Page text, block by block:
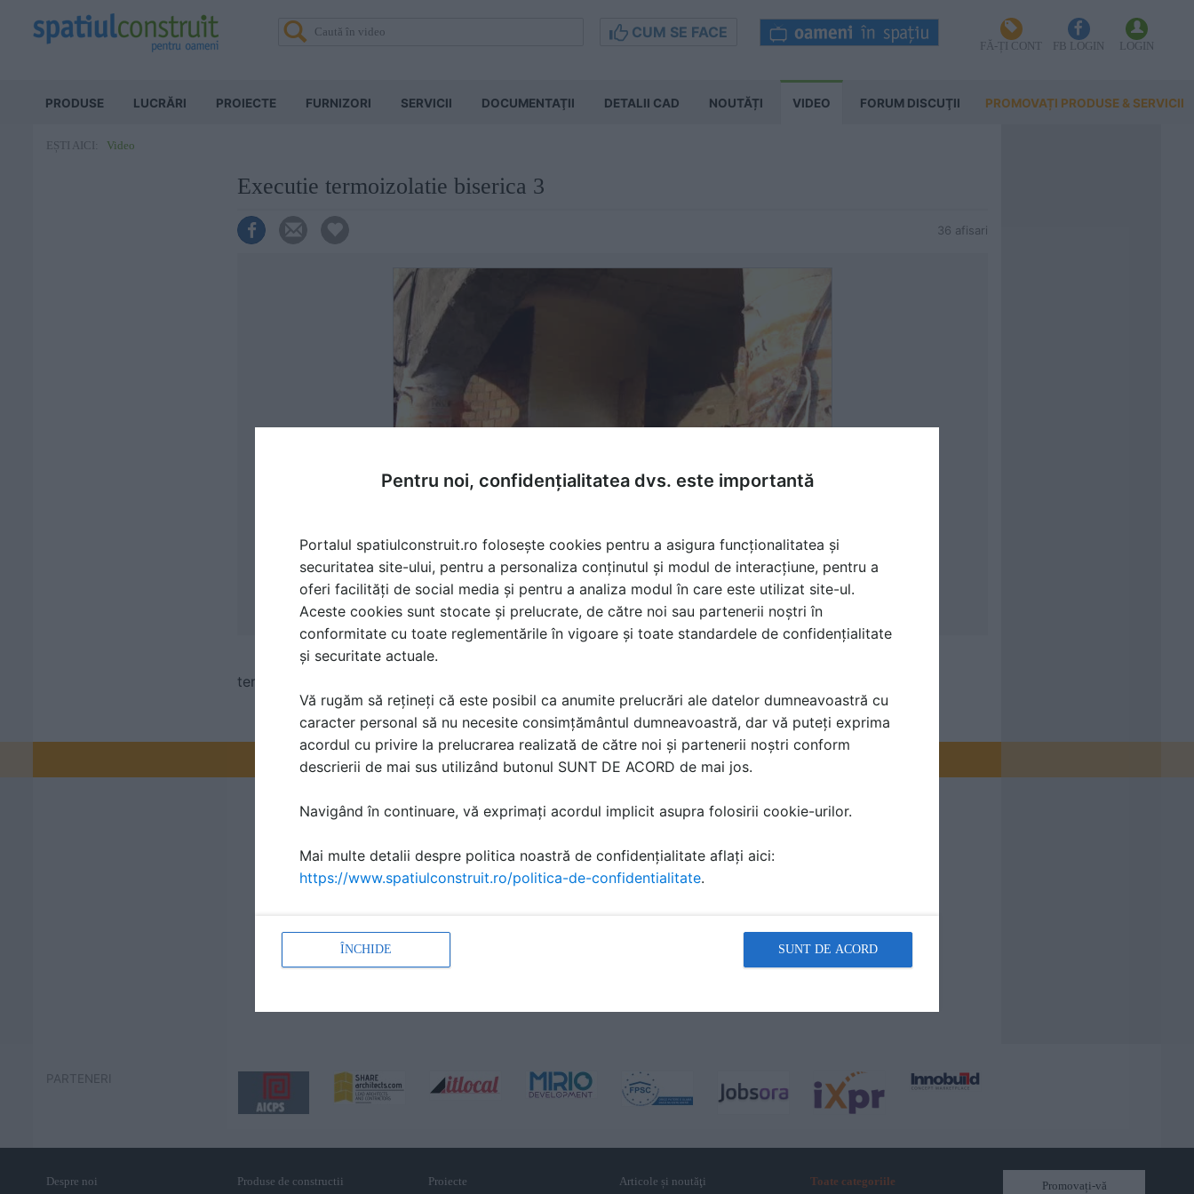
CUM SE FACE
FĂ-ȚI CONT FB LOGIN LOGIN
PRODUSE LUCRĂRI PROIECTE FURNIZORI SERVICII DOCUMENTAŢII DETALII CAD NOUTĂȚI VIDEO FORUM DISCUŢII PROMOVAȚI PRODUSE & SERVICII
EȘTI AICI: Video
Executie termoizolatie biserica 3
36 afisari
termoizolatii din spuma poliuretanica, izolatii poliuretanica, izolare fonica
Promovați-vă produsele și serviciile pe SpatiulConstruit.ro!
PARTENERI
Despre noi Produse de constructii Proiecte Articole și noutăţi Toate categoriile
Promovați-vă
Pentru noi, confidențialitatea dvs. este importantă
Portalul spatiulconstruit.ro folosește cookies pentru a asigura funcționalitatea și
securitatea site-ului, pentru a personaliza conținutul și modul de interacțiune, pentru a
oferi facilități de social media și pentru a analiza modul în care este utilizat site-ul.
Aceste cookies sunt stocate și prelucrate, de către noi sau partenerii noștri în
conformitate cu toate reglementările în vigoare și toate standardele de confidențialitate
și securitate actuale.
Vă rugăm să rețineți că este posibil ca anumite prelucrări ale datelor dumneavoastră cu
caracter personal să nu necesite consimțământul dumneavoastră, dar vă puteți exprima
acordul cu privire la prelucrarea realizată de către noi și partenerii noștri conform
descrierii de mai sus utilizând butonul SUNT DE ACORD de mai jos.
Navigând în continuare, vă exprimați acordul implicit asupra folosirii cookie-urilor.
Mai multe detalii despre politica noastră de confidențialitate aflați aici:
https://www.spatiulconstruit.ro/politica-de-confidentialitate.
ÎNCHIDE SUNT DE ACORD